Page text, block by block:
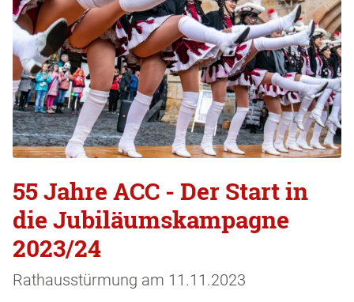
55 Jahre ACC - Der Start in
die Jubiläumskampagne
2023/24
Rathausstürmung am 11.11.2023